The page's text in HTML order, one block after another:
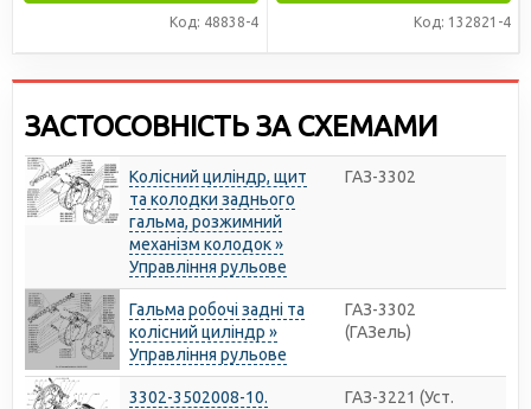
Код: 48838-4 Код: 132821-4
ЗАСТОСОВНІСТЬ ЗА СХЕМАМИ
Колісний циліндр, щит
та колодки заднього
гальма, розжимний
механізм колодок »
Управління рульове
ГАЗ-3302
Гальма робочі задні та
колісний циліндр »
Управління рульове
ГАЗ-3302
(ГАЗель)
3302-3502008-10.
ГАЗ-3221 (Уст.